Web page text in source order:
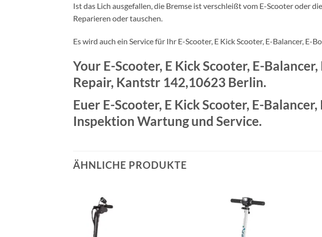
Ist das Lich ausgefallen, die Bremse ist verschleißt vom E-Scooter oder
Reparieren oder tauschen.
Es wird auch ein Service für Ihr E-Scooter, E Kick Scooter, E-Balancer,
Your E-Scooter, E Kick Scooter, E-
Repair, Kantstr 142,10623 Berlin.
Euer E-Scooter, E Kick Scooter, E-
Inspektion Wartung und Service.
ÄHNLICHE PRODUKTE